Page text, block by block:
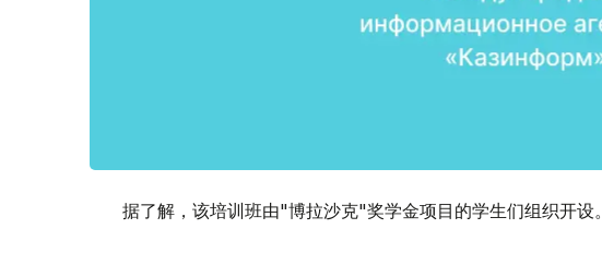
据了解，该培训班由"博拉沙克"奖学金项目的学生们组织开设。